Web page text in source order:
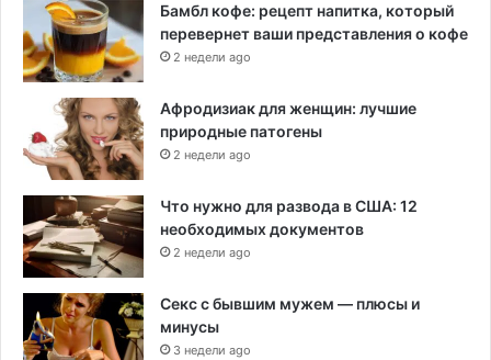
Бамбл кофе: рецепт напитка, который
перевернет ваши представления о кофе
2 недели ago
Афродизиак для женщин: лучшие
природные патогены
2 недели ago
Что нужно для развода в США: 12
необходимых документов
2 недели ago
Секс с бывшим мужем — плюсы и
минусы
3 недели ago